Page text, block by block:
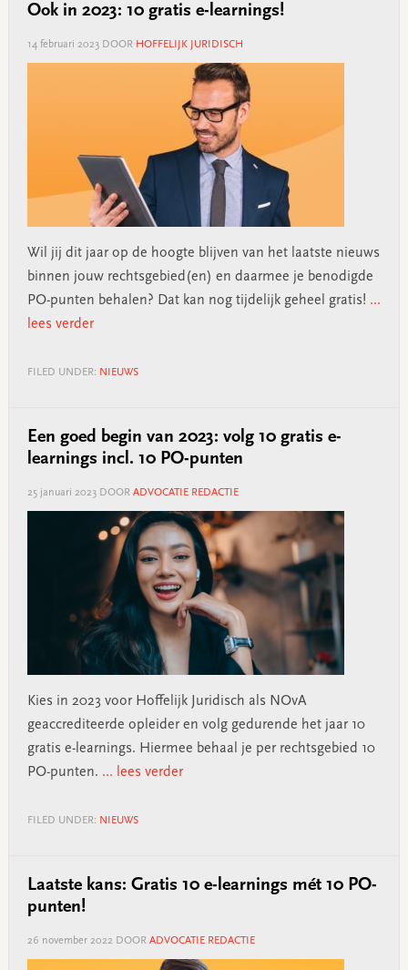
Ook in 2023: 10 gratis e-learnings!
14 februari 2023DOOR HOFFELIJK JURIDISCH
Wil jij dit jaar op de hoogte blijven van het laatste nieuws
binnen jouw rechtsgebied(en) en daarmee je benodigde
PO-punten behalen? Dat kan nog tijdelijk geheel gratis! ...
lees verder
FILED UNDER: NIEUWS
Een goed begin van 2023: volg 10 gratis e-
learnings incl. 10 PO-punten
25 januari 2023DOOR ADVOCATIE REDACTIE
Kies in 2023 voor Hoffelijk Juridisch als NOvA
geaccrediteerde opleider en volg gedurende het jaar 10
gratis e-learnings. Hiermee behaal je per rechtsgebied 10
PO-punten. ... lees verder
FILED UNDER: NIEUWS
Laatste kans: Gratis 10 e-learnings mét 10 PO-
punten!
26 november 2022 DOOR ADVOCATIE REDACTIE